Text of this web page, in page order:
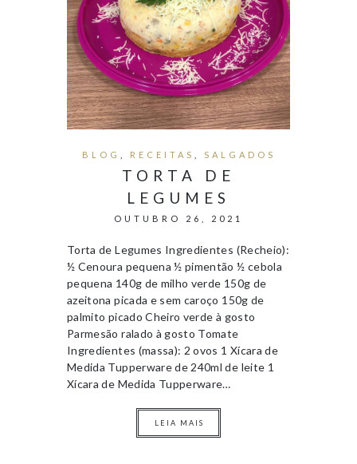
BLOG RECEITAS SALGADOS
TORTA DE
LEGUMES
OUTUBRO 26, 2021
Torta de Legumes Ingredientes (Recheio):
½ Cenoura pequena ½ pimentão ½ cebola
pequena 140g de milho verde 150g de
azeitona picada e sem caroço 150g de
palmito picado Cheiro verde à gosto
Parmesão ralado à gosto Tomate
Ingredientes (massa): 2 ovos 1 Xícara de
Medida Tupperware de 240ml de leite 1
Xícara de Medida Tupperware…
LEIA MAIS